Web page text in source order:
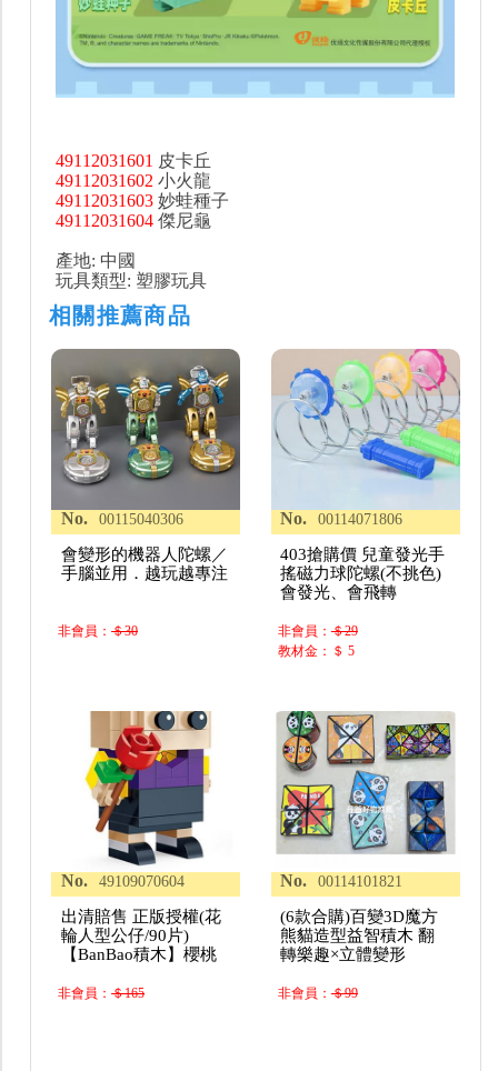
49112031601 皮卡丘
49112031602 小火龍
49112031603 妙蛙種子
49112031604 傑尼龜
產地: 中國
玩具類型: 塑膠玩具
相關推薦商品
No. 00115040306
會變形的機器人陀螺／
手腦並用．越玩越專注
非會員：＄30
No. 00114071806
403搶購價 兒童發光手
搖磁力球陀螺(不挑色)
會發光、會飛轉
非會員：＄29
教材金：＄ 5
No. 49109070604
出清賠售 正版授權(花
輪人型公仔/90片)
【BanBao積木】櫻桃
非會員：＄165
No. 00114101821
(6款合購)百變3D魔方
熊貓造型益智積木 翻
轉樂趣×立體變形
非會員：＄99